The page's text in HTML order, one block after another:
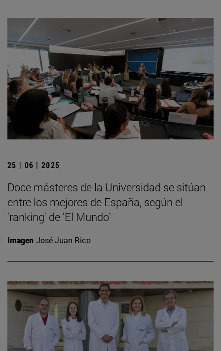
25 | 06 | 2025
Doce másteres de la Universidad se sitúan
entre los mejores de España, según el
'ranking' de 'El Mundo'
Imagen José Juan Rico